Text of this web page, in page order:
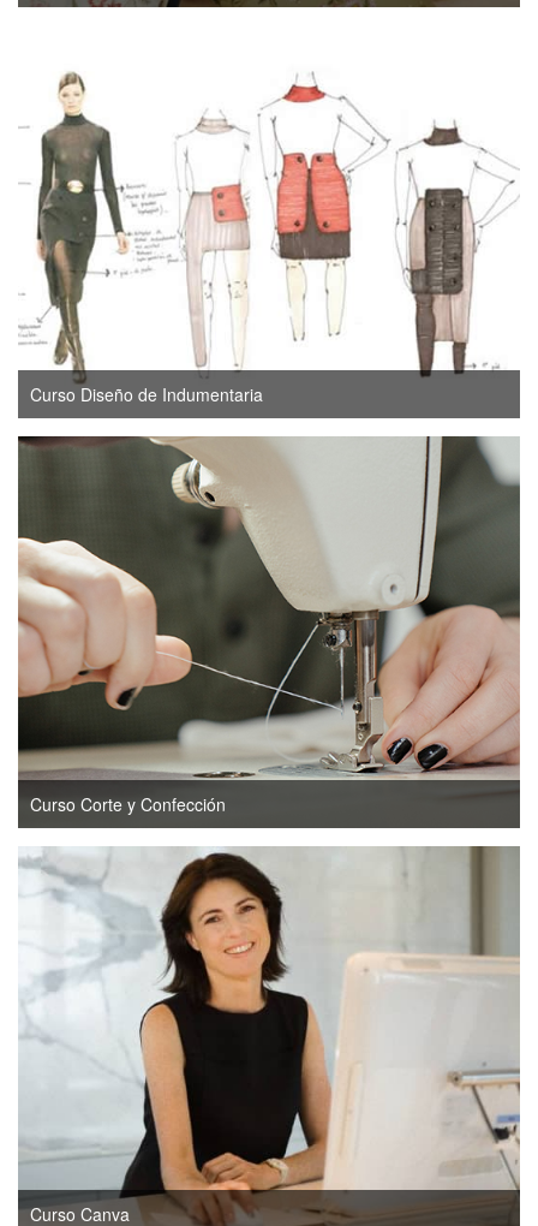
Curso Diseño de Indumentaria
Curso Corte y Confección
Curso Canva